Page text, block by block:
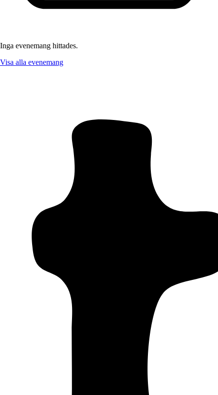
Inga evenemang hittades.
Visa alla evenemang